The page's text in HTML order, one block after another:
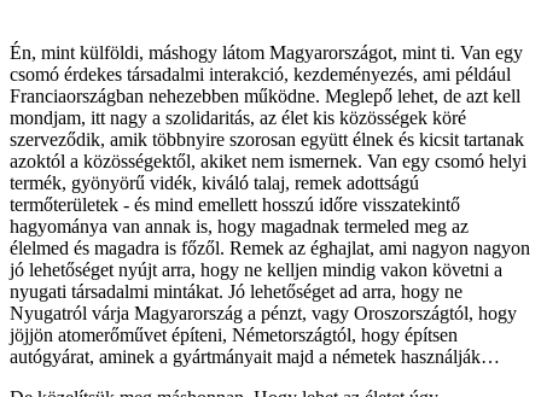
Én, mint külföldi, máshogy látom Magyarországot, mint ti. Van egy
csomó érdekes társadalmi interakció, kezdeményezés, ami például
Franciaországban nehezebben működne. Meglepő lehet, de azt kell
mondjam, itt nagy a szolidaritás, az élet kis közösségek köré
szerveződik, amik többnyire szorosan együtt élnek és kicsit tartanak
azoktól a közösségektől, akiket nem ismernek. Van egy csomó helyi
termék, gyönyörű vidék, kiváló talaj, remek adottságú
termőterületek - és mind emellett hosszú időre visszatekintő
hagyománya van annak is, hogy magadnak termeled meg az
élelmed és magadra is főzől. Remek az éghajlat, ami nagyon nagyon
jó lehetőséget nyújt arra, hogy ne kelljen mindig vakon követni a
nyugati társadalmi mintákat. Jó lehetőséget ad arra, hogy ne
Nyugatról várja Magyarország a pénzt, vagy Oroszországtól, hogy
jöjjön atomerőművet építeni, Németországtól, hogy építsen
autógyárat, aminek a gyártmányait majd a németek használják…